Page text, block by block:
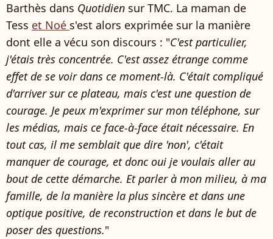
Barthès dans Quotidien sur TMC. La maman de
Tess et Noé s'est alors exprimée sur la manière
dont elle a vécu son discours : "C'est particulier,
j'étais très concentrée. C'est assez étrange comme
effet de se voir dans ce moment-là. C'était compliqué
d'arriver sur ce plateau, mais c'est une question de
courage. Je peux m'exprimer sur mon téléphone, sur
les médias, mais ce face-à-face était nécessaire. En
tout cas, il me semblait que dire 'non', c'était
manquer de courage, et donc oui je voulais aller au
bout de cette démarche. Et parler à mon milieu, à ma
famille, de la manière la plus sincère et dans une
optique positive, de reconstruction et dans le but de
poser des questions."